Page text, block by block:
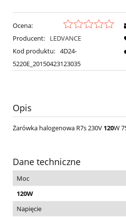
Ocena:
Producent:
LEDVANCE
Kod produktu: 4D24-
5220E_20150423123035
Opis
Żarówka halogenowa R7s 230V 120W
Dane techniczne
Moc
120W
Napięcie